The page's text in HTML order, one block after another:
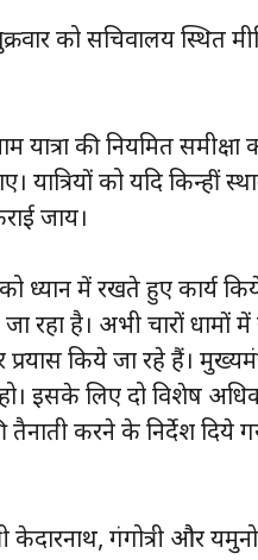
को सचिवालय स्थित
यात्रा की नियमित समीक्षा
यात्रियों को यदि किन्हीं
जाय।
ध्यान में रखते हुए कार्य
रहा है। अभी चारों धामों
किये जा रहे हैं।
इसके लिए दो विशेष
तैनाती करने के निर्देश दिये
गंगोत्री और